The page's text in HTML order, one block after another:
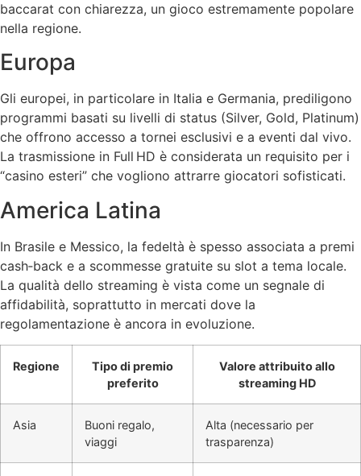
baccarat con chiarezza, un gioco estremamente popolare
nella regione.
Europa
Gli europei, in particolare in Italia e Germania, prediligono
programmi basati su livelli di status (Silver, Gold, Platinum)
che offrono accesso a tornei esclusivi e a eventi dal vivo.
La trasmissione in Full HD è considerata un requisito per i
“casino esteri” che vogliono attrarre giocatori sofisticati.
America Latina
In Brasile e Messico, la fedeltà è spesso associata a premi
cash‑back e a scommesse gratuite su slot a tema locale.
La qualità dello streaming è vista come un segnale di
affidabilità, soprattutto in mercati dove la
regolamentazione è ancora in evoluzione.
Regione
Tipo di premio
preferito
Valore attribuito allo
streaming HD
Asia
Buoni regalo,
viaggi
Alta (necessario per
trasparenza)